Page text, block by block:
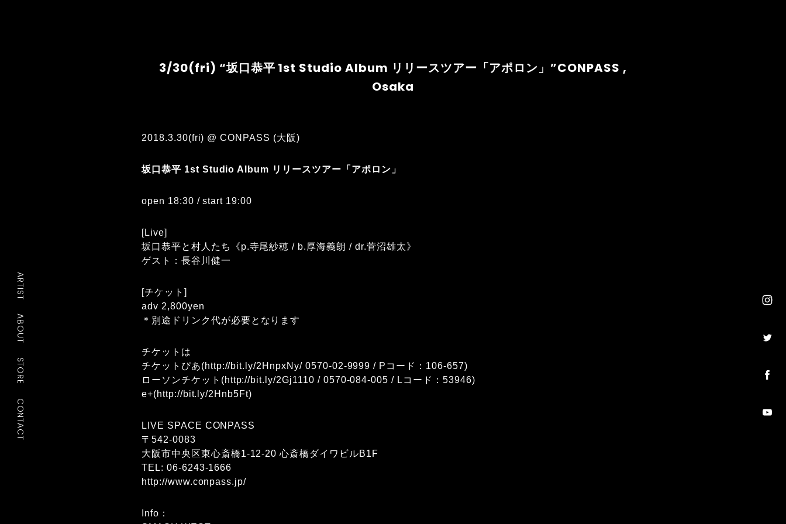
ARTIST
ABOUT
STORE
CONTACT
3/30(fri) “坂口恭平 1st Studio Album リリースツアー「アポロン」”CONPASS ,
Osaka
2018.3.30(fri) @ CONPASS (大阪)
坂口恭平 1st Studio Album リリースツアー「アポロン」
open 18:30 / start 19:00
[Live]
坂口恭平と村人たち《p.寺尾紗穂 / b.厚海義朗 / dr.菅沼雄太》
ゲスト：長谷川健一
[チケット]
adv 2,800yen
＊別途ドリンク代が必要となります
チケットは
チケットぴあ(http://bit.ly/2HnpxNy/ 0570-02-9999 / Pコード：106-657)
ローソンチケット(http://bit.ly/2Gj1110 / 0570-084-005 / Lコード：53946)
e+(http://bit.ly/2Hnb5Ft)
LIVE SPACE CONPASS
〒542-0083
大阪市中央区東心斎橋1-12-20 心斎橋ダイワビルB1F
TEL: 06-6243-1666
http://www.conpass.jp/
Info：